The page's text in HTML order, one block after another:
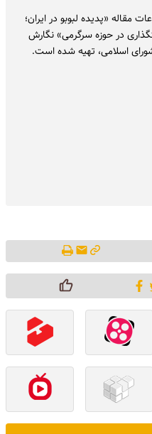
مقاله «پدیده لبوبو در ایران؛
در حوزه سرگرمی» نگارش
اسلامی، تهیه شده است.